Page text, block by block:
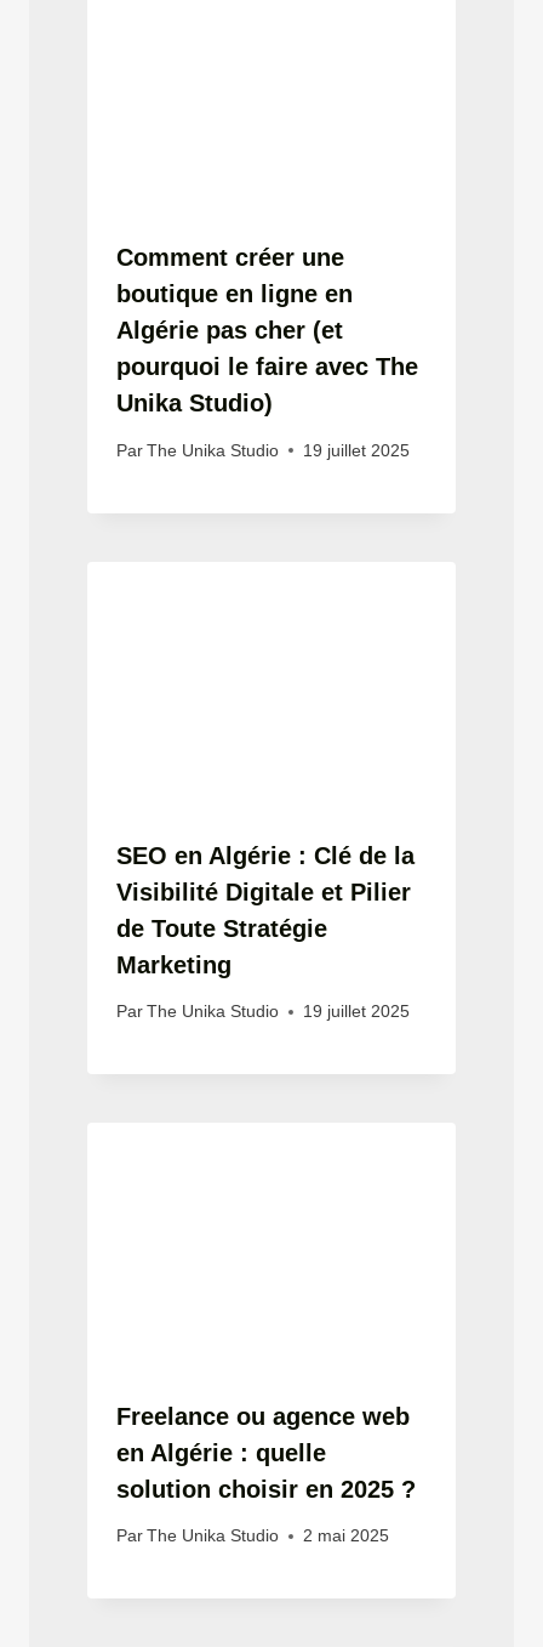
Comment créer une
boutique en ligne en
Algérie pas cher (et
pourquoi le faire avec The
Unika Studio)
Par The Unika Studio 19 juillet 2025
SEO en Algérie : Clé de la
Visibilité Digitale et Pilier
de Toute Stratégie
Marketing
Par The Unika Studio 19 juillet 2025
Freelance ou agence web
en Algérie : quelle
solution choisir en 2025 ?
Par The Unika Studio 2 mai 2025